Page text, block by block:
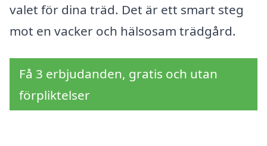
valet för dina träd. Det är ett smart steg
mot en vacker och hälsosam trädgård.
Få 3 erbjudanden, gratis och utan
förpliktelser